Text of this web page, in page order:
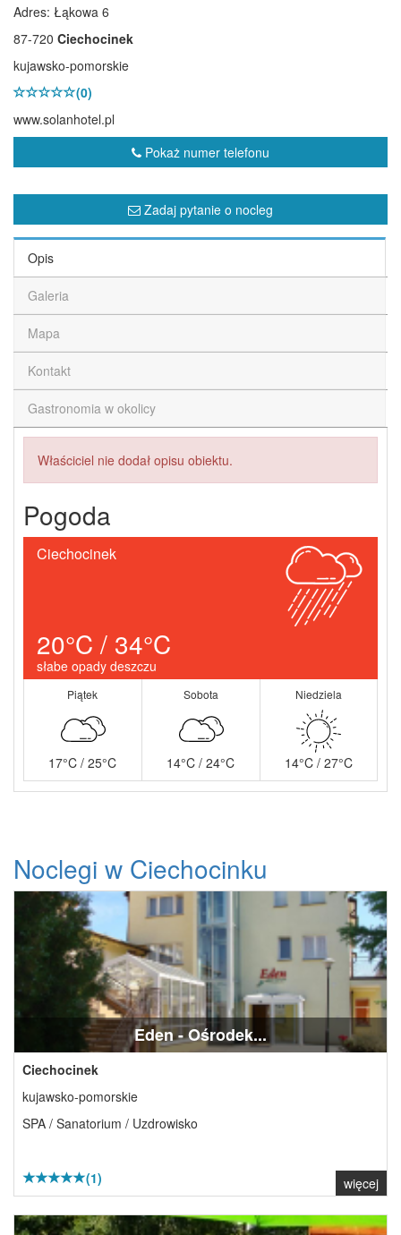
Adres: Łąkowa 6
87-720 Ciechocinek
kujawsko-pomorskie
(0)
www.solanhotel.pl
Pokaż numer telefonu
Zadaj pytanie o nocleg
Opis
Galeria
Mapa
Kontakt
Gastronomia w okolicy
Właściciel nie dodał opisu obiektu.
Pogoda
Ciechocinek
20°C / 34°C
słabe opady deszczu
Piątek
17°C / 25°C
Sobota
14°C / 24°C
Niedziela
14°C / 27°C
Noclegi w Ciechocinku
Eden - Ośrodek...
Ciechocinek
kujawsko-pomorskie
SPA / Sanatorium / Uzdrowisko
(1) więcej